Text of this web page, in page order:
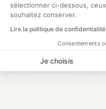
sélectionner ci-dessous,
souhaitez conserver.
Lire la politique de confidentialité
Consentements
Je choisis